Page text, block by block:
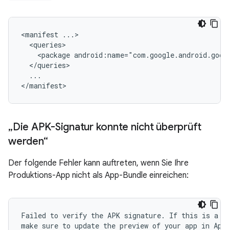
<manifest
<package
...
„Die APK-Signatur konnte nicht überprüft
werden“
Der folgende Fehler kann auftreten, wenn Sie Ihre
Produktions-App nicht als App-Bundle einreichen:
Failed to verify the APK signature. If this is a